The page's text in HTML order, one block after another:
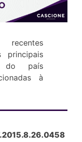
recentes
principais
do país
à